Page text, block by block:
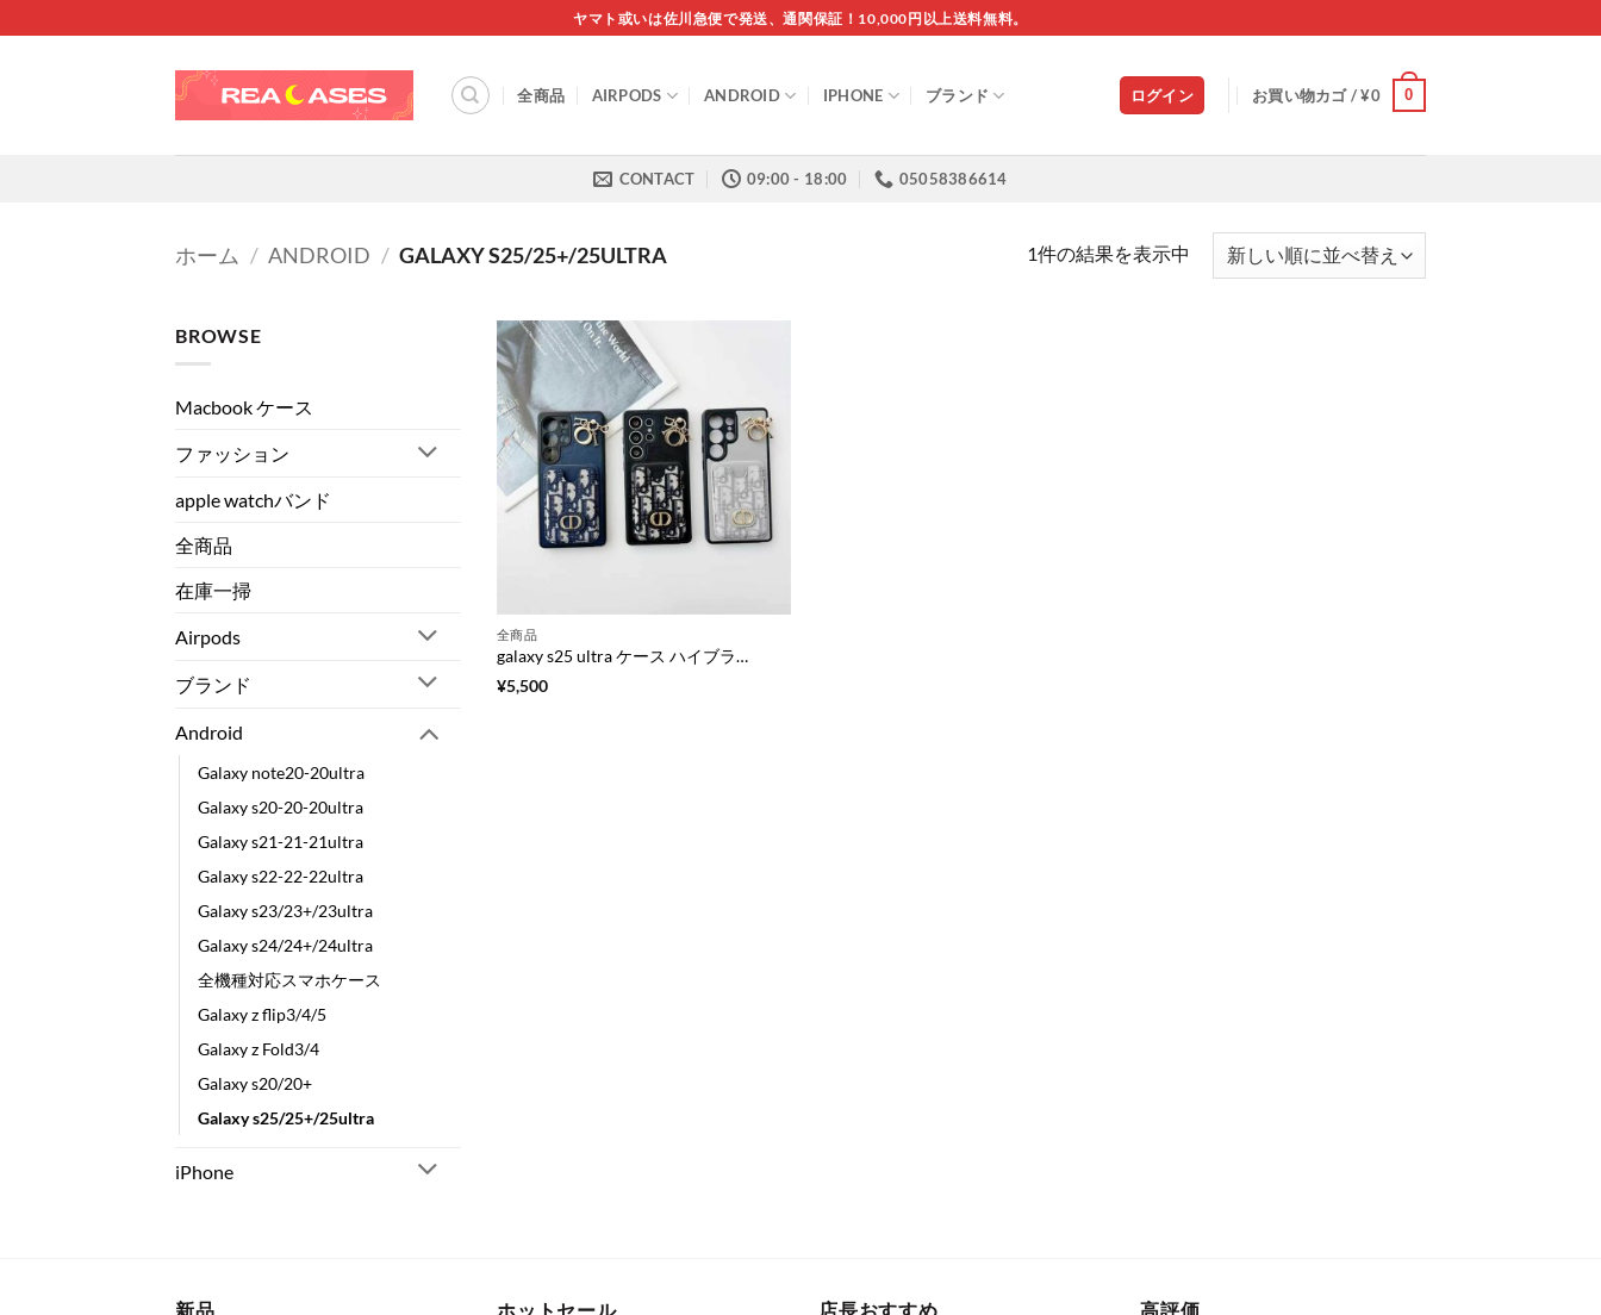
to
ヤマト或いは佐川急便で発送、通関保証！10,000円以上送料無料。
全商品 AIRPODS ANDROID IPHONE ブランド ログイン お買い物カゴ /¥0 0
CONTACT 09:00 - 18:00 05058386614
ホーム / ANDROID / GALAXY S25/25+/25ULTRA 1件の結果を表示中
BROWSE
Macbook ケース
ファッション
apple watchバンド
全商品
在庫一掃
Airpods
ブランド
Android
Galaxy note20-20ultra
Galaxy s20-20-20ultra
Galaxy s21-21-21ultra
Galaxy s22-22-22ultra
Galaxy s23/23+/23ultra
Galaxy s24/24+/24ultra
全機種対応スマホケース
Galaxy z flip3/4/5
Galaxy z Fold3/4
Galaxy s20/20+
Galaxy s25/25+/25ultra
iPhone
全商品
galaxy s25 ultra ケース ハイブランド スマホケース ディオール ギャラクシーs22/s23 ケース ブランド スマホケース カード 収納 アンドロイド ケース ハイ ブランド 携帯 ケース ブランド レディース
¥5,500
新品 ホットセール 店長おすすめ 高評価